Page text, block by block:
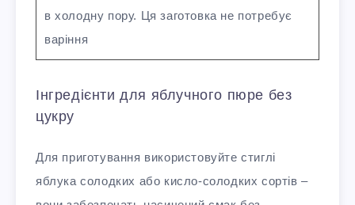
в холодну пору. Ця заготовка не потребує
варіння
Інгредієнти для яблучного пюре без
цукру
Для приготування використовуйте стиглі
яблука солодких або кисло-солодких сортів –